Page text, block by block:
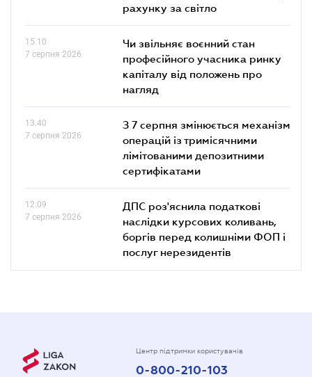
рахунку за світло
15.10
7 серпня 2026
Чи звільняє воєнний стан
професійного учасника ринку
капіталу від положень про
нагляд
13.40
7 серпня 2026
З 7 серпня змінюється механізм
операцій із тримісячними
лімітованими депозитними
сертифікатами
12.09
7 серпня 2026
ДПС роз'яснила податкові
наслідки курсових коливань,
боргів перед колишніми ФОП і
послуг нерезидентів
Центр підтримки користувачів
0-800-210-103